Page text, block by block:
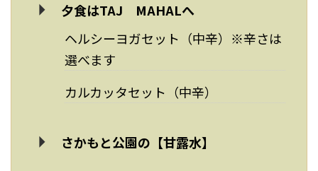
夕食はTAJ MAHALへ
ヘルシーヨガセット（中辛）※辛さは
選べます
カルカッタセット（中辛）
さかもと公園の【甘露水】